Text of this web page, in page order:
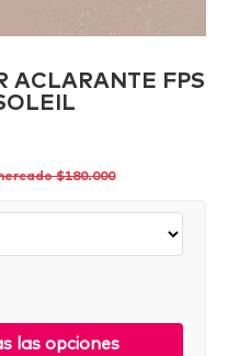
ACLARANTE FPS
$180.000
las opciones